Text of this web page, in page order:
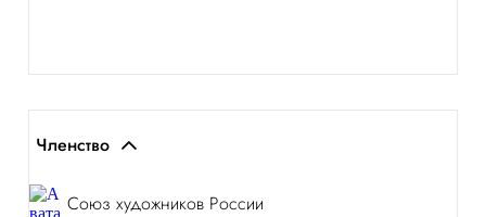
Членство
Союз художников России